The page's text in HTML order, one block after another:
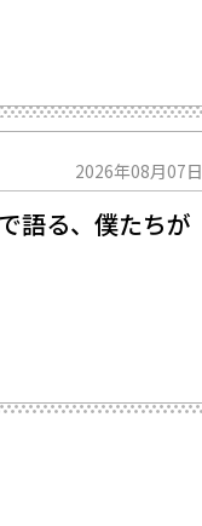
2026年08月07日
語る、僕たちが